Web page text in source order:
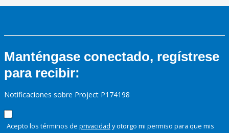
Manténgase conectado, regístrese
para recibir:
Notificaciones sobre Project P174198
Acepto los términos de privacidad y otorgo mi permiso para que mis